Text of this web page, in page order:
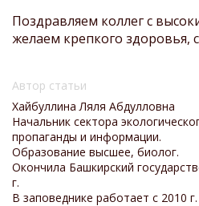
Поздравляем коллег с
желаем крепкого здоровья,
Автор статьи
Хайбуллина Ляля Абдулловна
Начальник сектора
пропаганды и информации.
Образование высшее, биолог.
Окончила Башкирский
г.
В заповеднике работает с 2010 г.